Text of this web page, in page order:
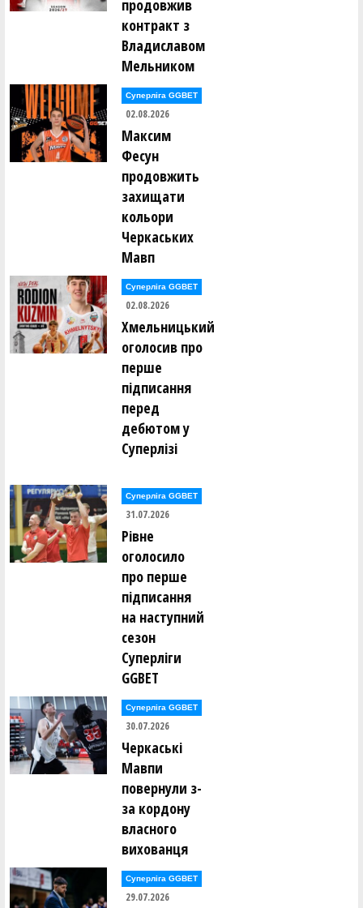
продовжив
контракт з
Владиславом
Мельником
Суперліга GGBET
02.08.2026
Максим
Фесун
продовжить
захищати
кольори
Черкаських
Мавп
Суперліга GGBET
02.08.2026
Хмельницький
оголосив про
перше
підписання
перед
дебютом у
Суперлізі
Суперліга GGBET
31.07.2026
Рівне
оголосило
про перше
підписання
на наступний
сезон
Суперліги
GGBET
Суперліга GGBET
30.07.2026
Черкаські
Мавпи
повернули з-
за кордону
власного
вихованця
Суперліга GGBET
29.07.2026